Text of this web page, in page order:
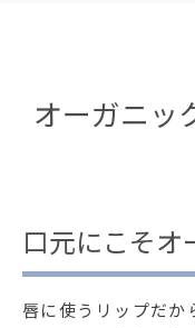
オーガニッ
口元にこそオ
唇に使うリップだか